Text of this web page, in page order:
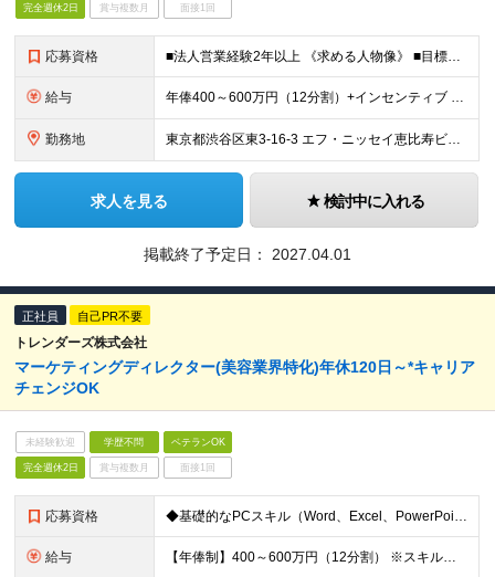
完全週休2日 賞与複数月 面接1回
応募資格 ■法人営業経験2年以上 《求める人物像》 ■目標数字（売上および粗利）への達成意欲が高い方 ■広告・マーケティング業界/プロモーションへの興味関心がある方 ■プロジェクト推進能力がある方 ■美容やト
給与 年俸400～600万円（12分割）+インセンティブ ※スキル・経験を考慮の上、決定します ※上記金額には固定残業代として月45時間相当（月9万円～13.6万円程度）が含まれています ※超過分は別途支給
勤務地 東京都渋谷区東3-16-3 エフ・ニッセイ恵比寿ビル8階 ※(変更の範囲)上記を除く当社関連勤務地
求人を見る 検討中に入れる
掲載終了予定日： 2027.04.01
正社員 自己PR不要
トレンダーズ株式会社
マーケティングディレクター(美容業界特化)年休120日～*キャリア
チェンジOK
未経験歓迎 学歴不問 ベテランOK
完全週休2日 賞与複数月 面接1回
応募資格 ◆基礎的なPCスキル（Word、Excel、PowerPoint） ◆社会人経験2年以上 ◆SNS広告運用の経験がある方 ◆複数のプロジェクト管理の経験がある方 【求める人物像】 ◆確動性が高く、リ
給与 【年俸制】400～600万円（12分割） ※スキル・経験を考慮の上、決定します ※上記金額には固定残業代として月45時間相当（月90,000円～月136,000円程度）が含まれています ※超過分は別途